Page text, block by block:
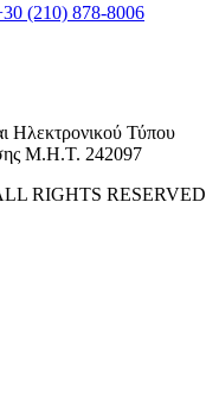
(210) 878-8006
Ηλεκτρονικού Τύπου
Μ.Η.Τ. 242097
RIGHTS RESERVED